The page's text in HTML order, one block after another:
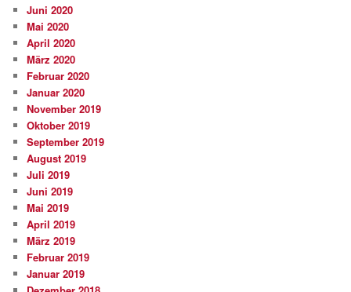
Juni 2020
Mai 2020
April 2020
März 2020
Februar 2020
Januar 2020
November 2019
Oktober 2019
September 2019
August 2019
Juli 2019
Juni 2019
Mai 2019
April 2019
März 2019
Februar 2019
Januar 2019